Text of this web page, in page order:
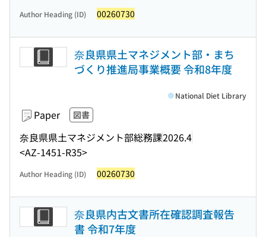
Author Heading (ID) 00260730
奈良県県土マネジメント部・まち
づくり推進局事業概要 令和8年度
Paper 図書
奈良県県土マネジメント部総務課2026.4
<AZ-1451-R35>
National Diet Library
Author Heading (ID) 00260730
奈良県内古文書所在確認調査報告
書 令和7年度